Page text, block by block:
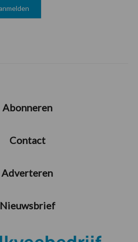
Abonneren
Contact
Adverteren
Nieuwsbrief